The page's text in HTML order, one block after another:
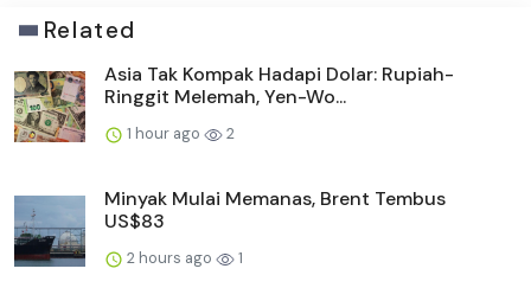
Related
Asia Tak Kompak Hadapi Dolar: Rupiah-
Ringgit Melemah, Yen-Wo...
1 hour ago 2
Minyak Mulai Memanas, Brent Tembus
US$83
2 hours ago 1